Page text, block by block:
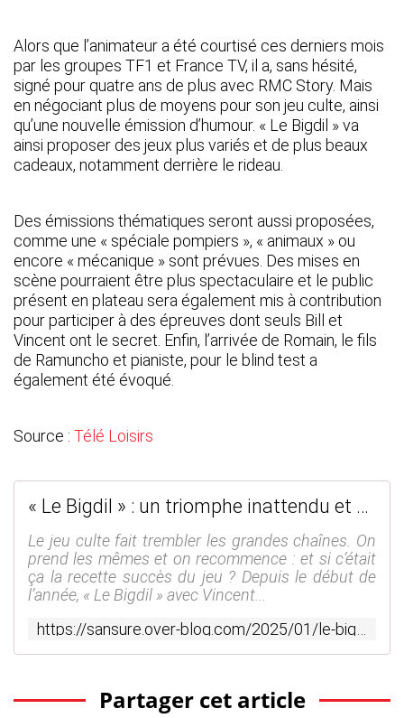
Alors que l’animateur a été courtisé ces derniers mois
par les groupes TF1 et France TV, il a, sans hésité,
signé pour quatre ans de plus avec RMC Story. Mais
en négociant plus de moyens pour son jeu culte, ainsi
qu’une nouvelle émission d’humour. « Le Bigdil » va
ainsi proposer des jeux plus variés et de plus beaux
cadeaux, notamment derrière le rideau.
Des émissions thématiques seront aussi proposées,
comme une « spéciale pompiers », « animaux » ou
encore « mécanique » sont prévues. Des mises en
scène pourraient être plus spectaculaire et le public
présent en plateau sera également mis à contribution
pour participer à des épreuves dont seuls Bill et
Vincent ont le secret. Enfin, l’arrivée de Romain, le fils
de Ramuncho et pianiste, pour le blind test a
également été évoqué.
Source : Télé Loisirs
« Le Bigdil » : un triomphe inattendu et mérité ! #LeBigdil
Le jeu culte fait trembler les grandes chaînes. On
prend les mêmes et on recommence : et si c’était
ça la recette succès du jeu ? Depuis le début de
l’année, « Le Bigdil » avec Vincent...
Partager cet article